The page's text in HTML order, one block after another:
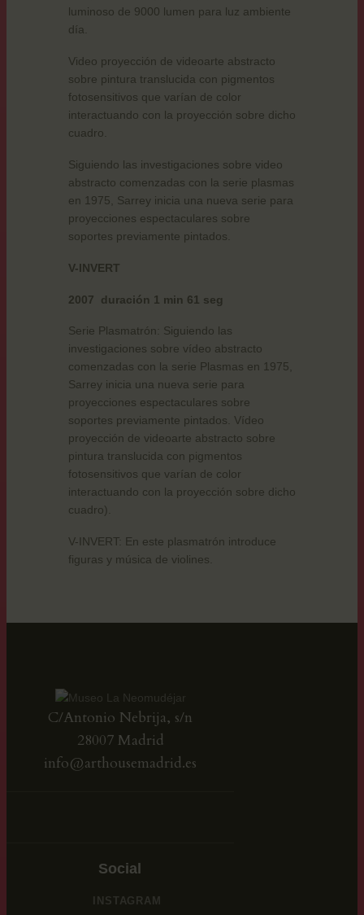
luminoso de 9000 lumen para luz ambiente
día.
Video proyección de videoarte abstracto
sobre pintura translucida con pigmentos
fotosensitivos que varían de color
interactuando con la proyección sobre dicho
cuadro.
Siguiendo las investigaciones sobre video
abstracto comenzadas con la serie plasmas
en 1975, Sarrey inicia una nueva serie para
proyecciones espectaculares sobre
soportes previamente pintados.
V-INVERT
2007 duración 1 min 61 seg
Serie Plasmatrón: Siguiendo las
investigaciones sobre vídeo abstracto
comenzadas con la serie Plasmas en 1975,
Sarrey inicia una nueva serie para
proyecciones espectaculares sobre
soportes previamente pintados. Vídeo
proyección de videoarte abstracto sobre
pintura translucida con pigmentos
fotosensitivos que varían de color
interactuando con la proyección sobre dicho
cuadro).
V-INVERT: En este plasmatrón introduce
figuras y música de violines.
C/Antonio Nebrija, s/n
28007 Madrid
info@arthousemadrid.es
Social
INSTAGRAM